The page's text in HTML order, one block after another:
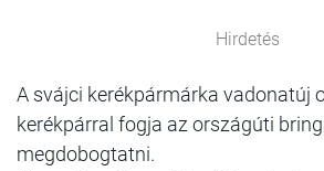
Hirdetés
A svájci kerékpármárka vadonatúj
kerékpárral fogja az országúti
megdobogtatni.